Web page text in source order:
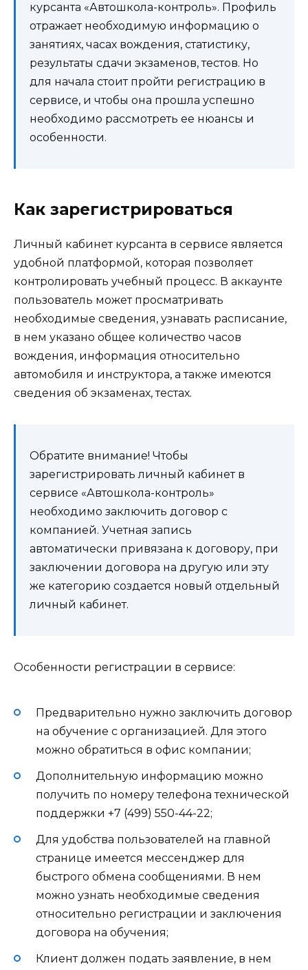
курсанта «Автошкола-контроль». Профиль
отражает необходимую информацию о
занятиях, часах вождения, статистику,
результаты сдачи экзаменов, тестов. Но
для начала стоит пройти регистрацию в
сервисе, и чтобы она прошла успешно
необходимо рассмотреть ее нюансы и
особенности.
Как зарегистрироваться
Личный кабинет курсанта в сервисе является
удобной платформой, которая позволяет
контролировать учебный процесс. В аккаунте
пользователь может просматривать
необходимые сведения, узнавать расписание,
в нем указано общее количество часов
вождения, информация относительно
автомобиля и инструктора, а также имеются
сведения об экзаменах, тестах.
Обратите внимание! Чтобы
зарегистрировать личный кабинет в
сервисе «Автошкола-контроль»
необходимо заключить договор с
компанией. Учетная запись
автоматически привязана к договору, при
заключении договора на другую или эту
же категорию создается новый отдельный
личный кабинет.
Особенности регистрации в сервисе:
Предварительно нужно заключить договор
на обучение с организацией. Для этого
можно обратиться в офис компании;
Дополнительную информацию можно
получить по номеру телефона технической
поддержки +7 (499) 550-44-22;
Для удобства пользователей на главной
странице имеется мессенджер для
быстрого обмена сообщениями. В нем
можно узнать необходимые сведения
относительно регистрации и заключения
договора на обучения;
Клиент должен подать заявление, в нем